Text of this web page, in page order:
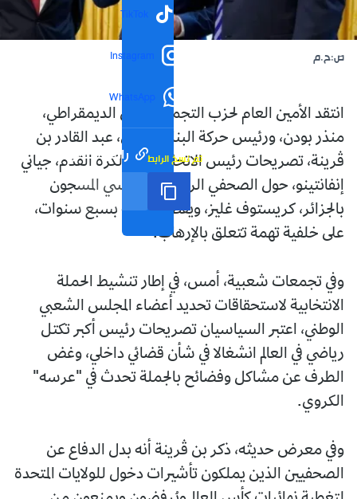
TikTok
Instagram
WhatsApp
رابط مختصر تم نسخ الرابط
ص:ح.م
انتقد الأمين العام لحزب التجمع الوطني الديمقراطي،
منذر بودن، ورئيس حركة البناء الوطني، عبد القادر بن
ڤرينة، تصريحات رئيس الاتحاد الدولي لكرة القدم، جياني
إنفانتينو، حول الصحفي الرياضي الفرنسي المسجون
بالجزائر، كريستوف غليز، ويقضي عقوبة بسبع سنوات،
على خلفية تهمة تتعلق بالإرهاب.
وفي تجمعات شعبية، أمس، في إطار تنشيط الحملة
الانتخابية لاستحقاقات تحديد أعضاء المجلس الشعبي
الوطني، اعتبر السياسيان تصريحات رئيس أكبر تكتل
رياضي في العالم انشغالا في شأن قضائي داخلي، وغض
الطرف عن مشاكل وفضائح بالجملة تحدث في "عرسه"
الكروي.
وفي معرض حديثه، ذكر بن ڤرينة أنه بدل الدفاع عن
الصحفيين الذين يملكون تأشيرات دخول للولايات المتحدة